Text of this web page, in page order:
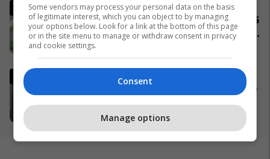
Komuniteti shqiptar do të
ndërtojë xhami moderne prej 15
milionë frangash në St. Gallen
Trump: Falënderimi i takon
Allahut, e marta do të jetë "ditë
ferri" për Iranin
05/04/2026
Some vendors may process your personal data on the basis
of legitimate interest, which you can object to by managing
your options below. Look for a link at the bottom of this page
or in the site menu to manage or withdraw consent in privacy
and cookie settings.
Consent
Manage options